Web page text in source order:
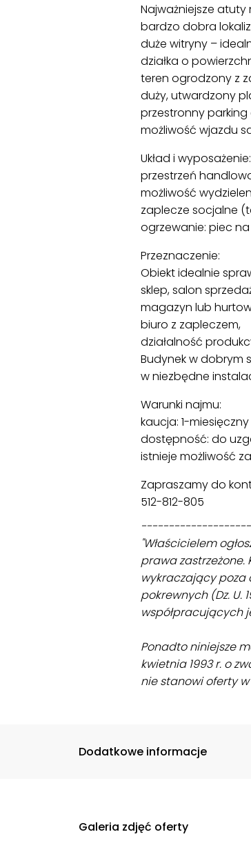
Najważniejsze
bardzo dobra
duże witryny –
działka o
teren ogrodzony z
duży, utwardzony
przestronny
możliwość wjazdu
Układ i wyposażenie:
przestrzeń
możliwość
zaplecze socjalne
ogrzewanie: piec
Przeznaczenie:
Obiekt idealnie
sklep, salon
magazyn lub
biuro z zapleczem,
działalność
Budynek w dobrym
w niezbędne
Warunki najmu:
kaucja: 1-
dostępność: do
istnieje możliwość
Zapraszamy do
512-812-805
"Właścicielem
prawa zastrzeżone.
wykraczający poza
pokrewnych (Dz. U.
współpracujących
Ponadto niniejsze
kwietnia 1993 r. o
nie stanowi oferty
Dodatkowe informacje
Galeria zdjęć oferty